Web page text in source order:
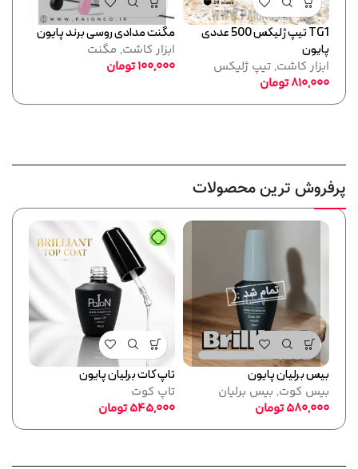
TG1 تیپ ژلیکس 500 عددی
پایون
ابزار کاشت, تیپ ژلیکس
810,000تومان
مگنت مدادی روسی برند پایون
ابزار کاشت, مگنت
100,000تومان
پرفروش ترین محصولات
بیس برلیان پایون
بیس کوت, بیس برلیان
580,000تومان
تاپ کات برلیان پایون
تاپ کوت
545,000تومان